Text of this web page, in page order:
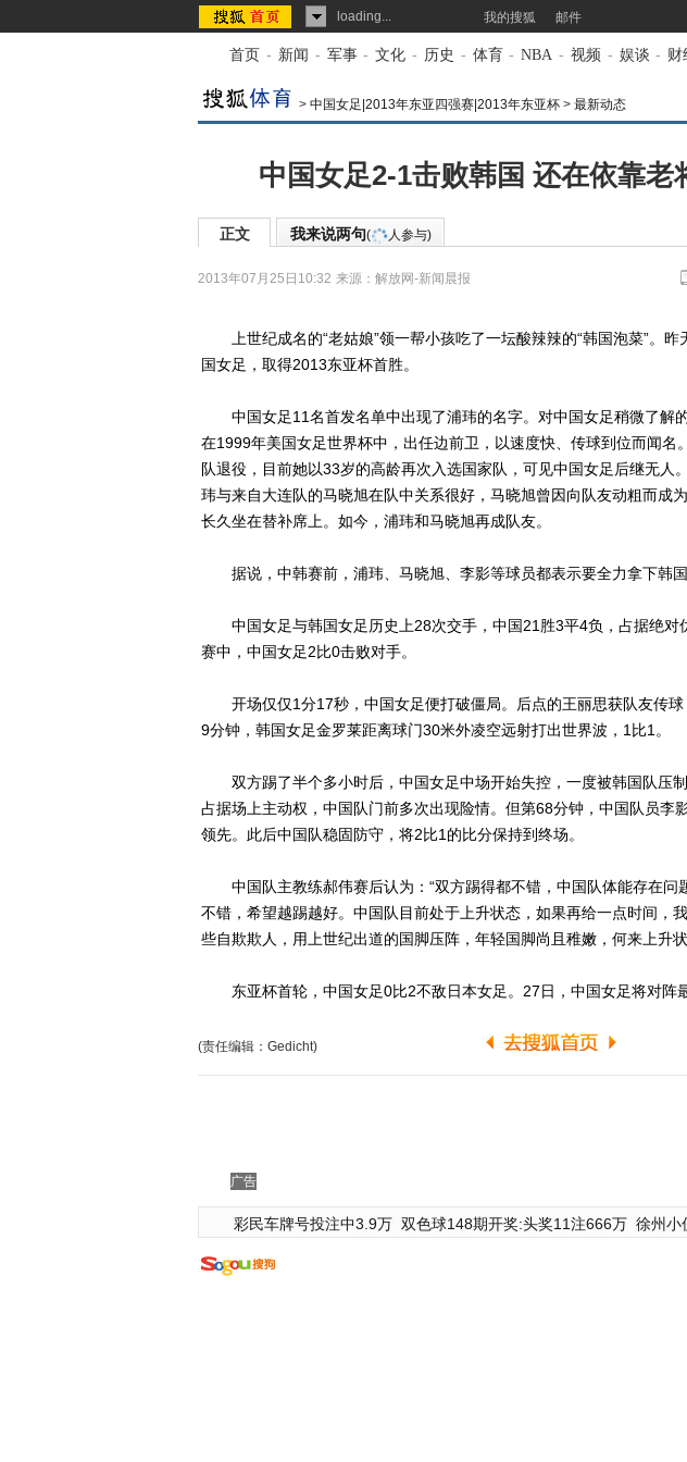
loading... 我的搜狐 邮件
首页 - 新闻 - 军事 - 文化 - 历史 - 体育 - NBA - 视频 - 娱谈 - 财
> 中国女足|2013年东亚四强赛|2013年东亚杯 > 最新动态
中国女足2-1击败韩国 还在依靠老
正文 我来说两句( 人参与)
2013年07月25日10:32 来源： 解放网-新闻晨报
上世纪成名的“老姑娘”领一帮小孩吃了一坛酸辣辣的“韩国泡菜”。昨
国女足，取得2013东亚杯首胜。
中国女足11名首发名单中出现了浦玮的名字。对中国女足稍微了解
在1999年美国女足世界杯中，出任边前卫，以速度快、传球到位而闻名
队退役，目前她以33岁的高龄再次入选国家队，可见中国女足后继无人
玮与来自大连队的马晓旭在队中关系很好，马晓旭曾因向队友动粗而成
长久坐在替补席上。如今，浦玮和马晓旭再成队友。
据说，中韩赛前，浦玮、马晓旭、李影等球员都表示要全力拿下韩国
中国女足与韩国女足历史上28次交手，中国21胜3平4负，占据绝对
赛中，中国女足2比0击败对手。
开场仅仅1分17秒，中国女足便打破僵局。后点的王丽思获队友传球
9分钟，韩国女足金罗莱距离球门30米外凌空远射打出世界波，1比1。
双方踢了半个多小时后，中国女足中场开始失控，一度被韩国队压
占据场上主动权，中国队门前多次出现险情。但第68分钟，中国队员李
领先。此后中国队稳固防守，将2比1的比分保持到终场。
中国队主教练郝伟赛后认为：“双方踢得都不错，中国队体能存在问
不错，希望越踢越好。中国队目前处于上升状态，如果再给一点时间，
些自欺欺人，用上世纪出道的国脚压阵，年轻国脚尚且稚嫩，何来上升
东亚杯首轮，中国女足0比2不敌日本女足。27日，中国女足将对阵最
(责任编辑：Gedicht)
广告
彩民车牌号投注中3.9万 双色球148期开奖:头奖11注666万 徐州小